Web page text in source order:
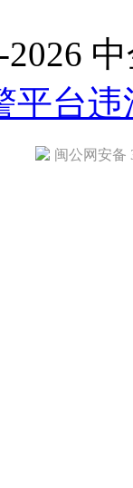
平台违
闽公网安备